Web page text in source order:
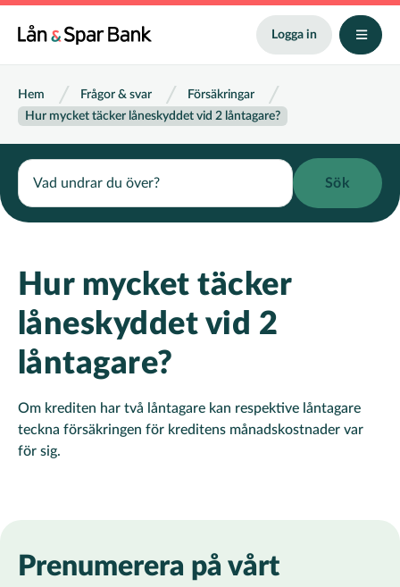
Hoppa
Logga in
Länkstig
Hem Frågor & svar
Försäkringar
Hur mycket täcker låneskyddet vid 2 låntagare?
Search
Hur mycket täcker
låneskyddet vid 2
låntagare?
Om krediten har två låntagare kan respektive låntagare
teckna försäkringen för kreditens månadskostnader var
för sig.
Prenumerera på vårt